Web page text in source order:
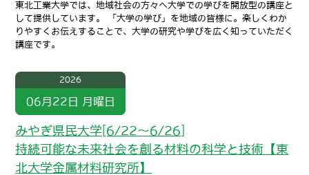
東北工業大学では、地域社会の方々へ大学での学びを開放型の講座と
して提供しています。 「大学の学び」を地域の皆様に。楽しくわか
りやすくお伝えすることで、大学の研究や学びを広く知っていただく
講座です。
2026
06月22日 月曜日
みやぎ県民大学[6/22～6/26]
持続可能な未来社会を創る材料の科学と技術【東
北大学金属材料研究所】